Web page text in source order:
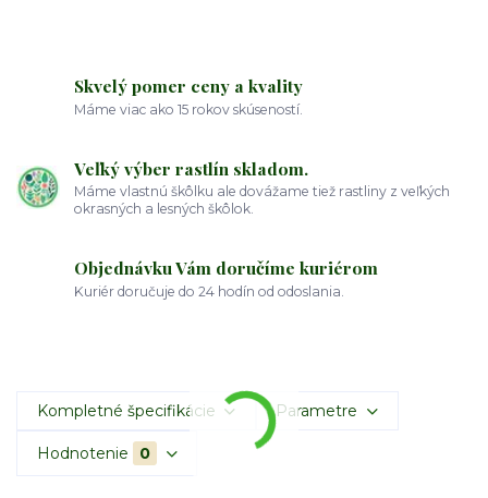
Skvelý pomer ceny a kvality
Máme viac ako 15 rokov skúseností.
Veľký výber rastlín skladom.
Máme vlastnú škôlku ale dovážame tiež rastliny z veľkých
okrasných a lesných škôlok.
Objednávku Vám doručíme kuriérom
Kuriér doručuje do 24 hodín od odoslania.
Kompletné špecifikácie Parametre
Hodnotenie 0